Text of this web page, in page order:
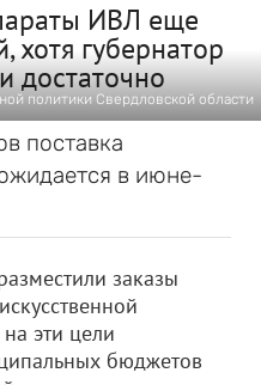
ИВЛ еще
хотя губернатор
достаточно
политики Свердловской области
поставка
в июне-
заказы
эти цели
бюджетов